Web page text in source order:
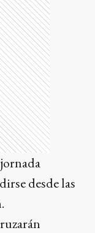
desde las